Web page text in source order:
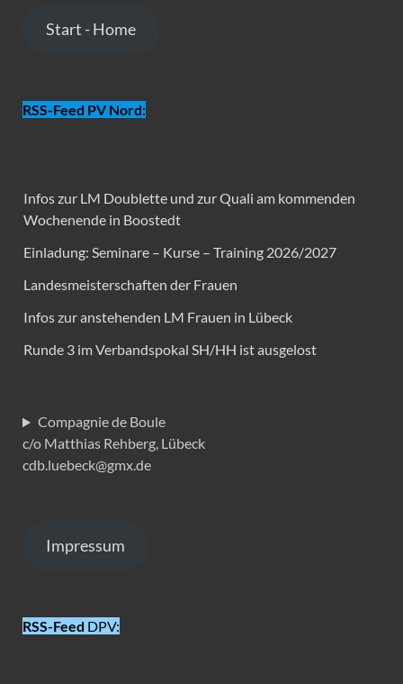
Start - Home
RSS-Feed PV Nord:
Infos zur LM Doublette und zur Quali am kommenden
Wochenende in Boostedt
Einladung: Seminare – Kurse – Training 2026/2027
Landesmeisterschaften der Frauen
Infos zur anstehenden LM Frauen in Lübeck
Runde 3 im Verbandspokal SH/HH ist ausgelost
Compagnie de Boule
c/o Matthias Rehberg, Lübeck
cdb.luebeck@gmx.de
Impressum
RSS-Feed DPV: